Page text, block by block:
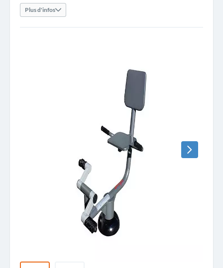
Plus d'infos